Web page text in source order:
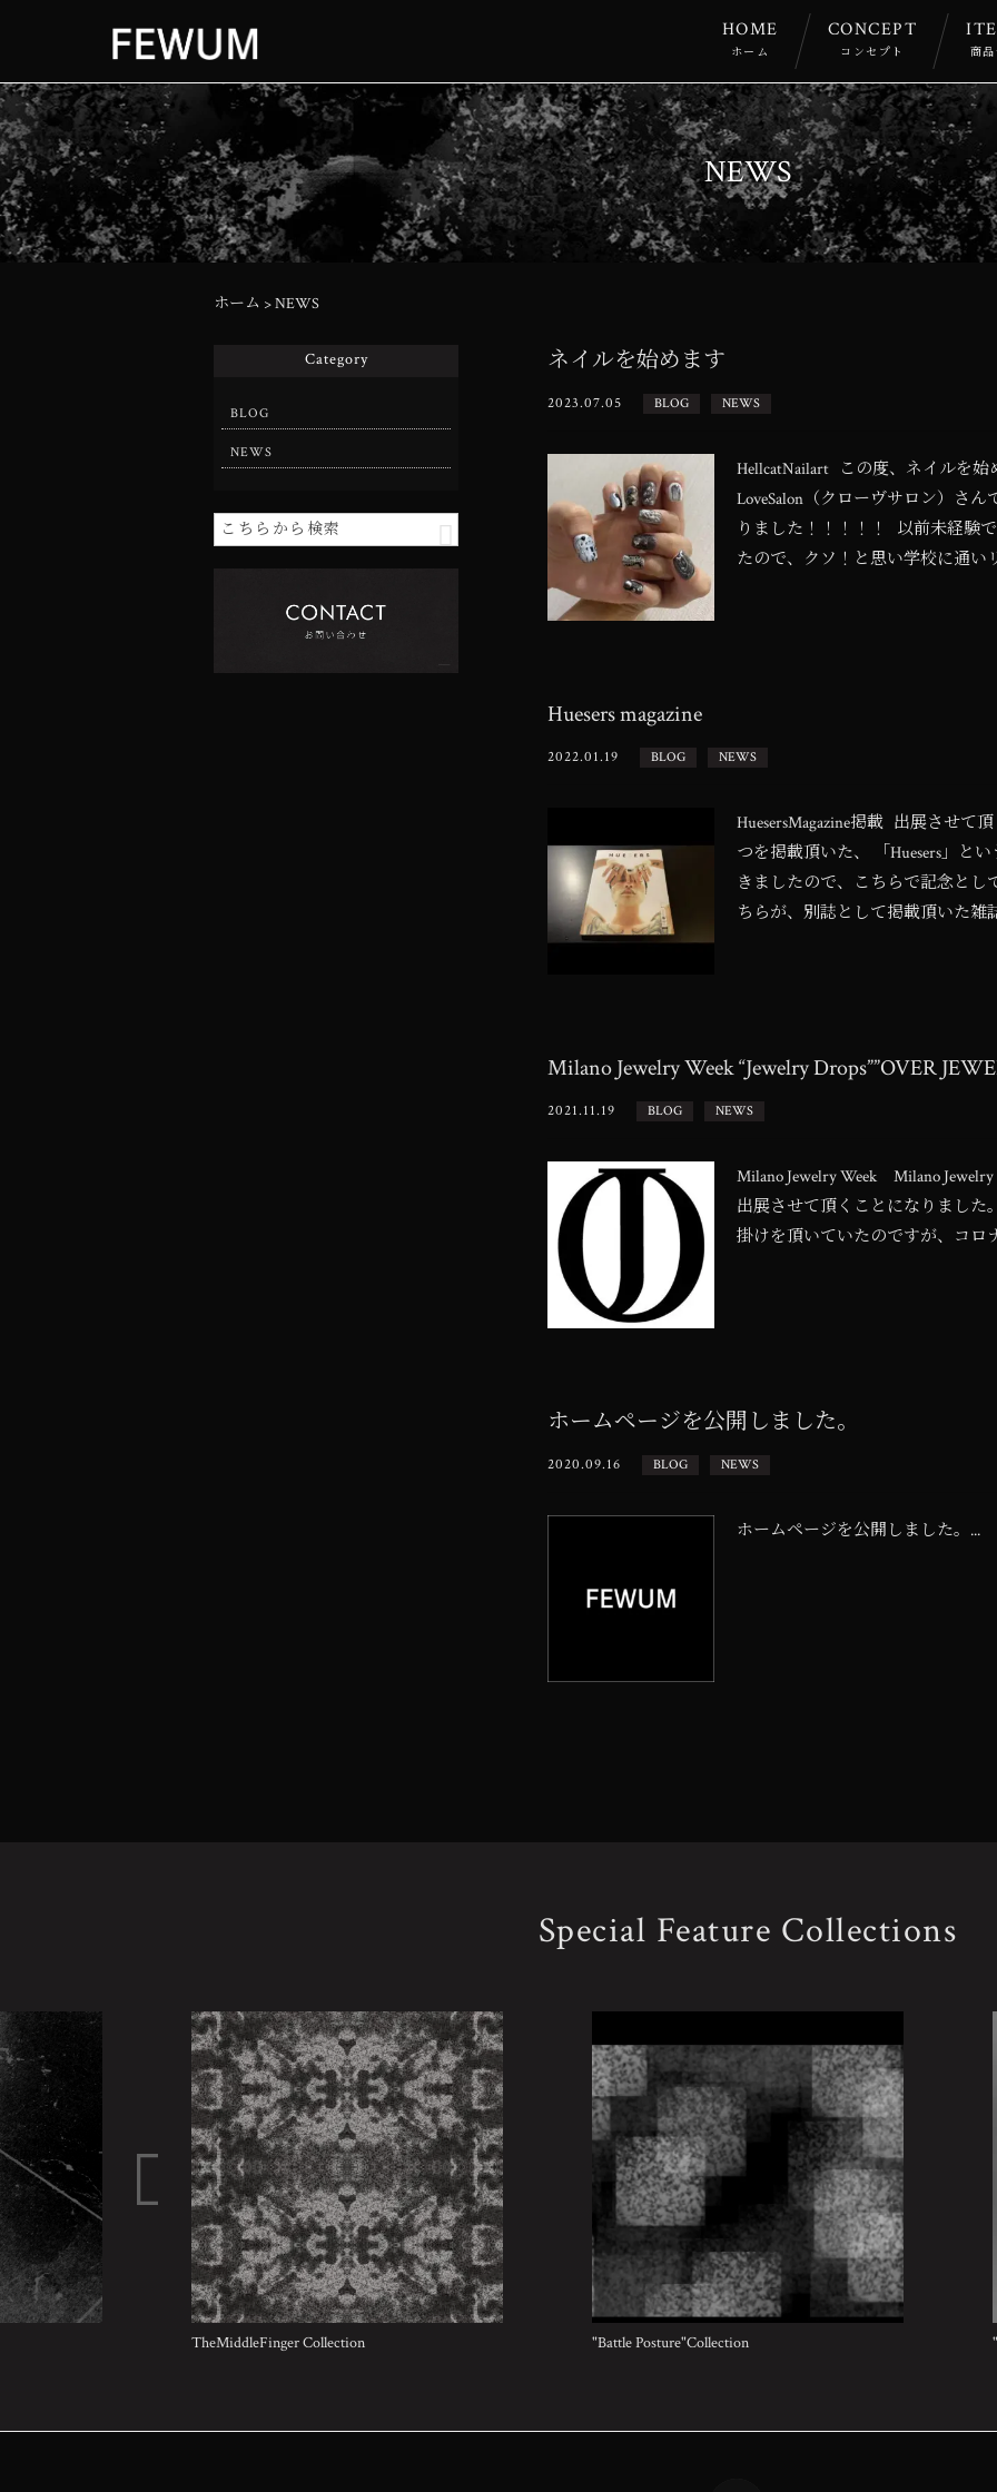
HOME
ホーム
CONCEPT
コンセプト 商
NEWS
ホーム >NEWS
ネイルを始めます
2023.07.05 BLOG NEWS
HellcatNailart この度、ネイルを
LoveSalon（クローヴサロン）さ
りました！！！！！ 以前未経験
たので、クソ！と思い学校に通い
Huesers magazine
2022.01.19 BLOG NEWS
HuesersMagazine掲載 出展させて
つを掲載頂いた、 「Huesers」と
きましたので、こちらで記念と
ちらが、別誌として掲載頂いた雑
Milano Jewelry Week “Jewelry Drops””OVER
2021.11.19 BLOG NEWS
Milano Jewelry Week Milano
出展させて頂くことになりました
掛けを頂いていたのですが、コロ
ホームページを公開しました。
2020.09.16 BLOG NEWS
ホームページを公開しました。...
Category
BLOG
NEWS
Special Feature Collections
TheMiddleFinger Collection "Battle Posture"Collection